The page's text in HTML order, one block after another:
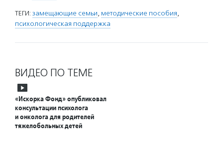
ТЕГИ: замещающие семьи, методические пособия,
психологическая поддержка
ВИДЕО ПО ТЕМЕ
«Искорка Фонд» опубликовал
консультации психолога
и онколога для родителей
тяжелобольных детей